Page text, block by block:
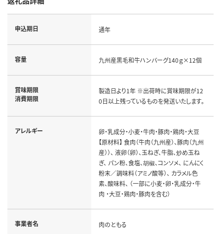
申込期日 通年
容量 九州産黒毛和牛ハンバーグ140ｇ×12個
賞味期限
消費期限
製造日より1年 ※出荷時に賞味期限が12
0日以上残っているものを発送いたします。
アレルギー
卵・乳成分・小麦・牛肉・豚肉・鶏肉・大豆
【原材料】 食肉（牛肉（九州産）、豚肉（九州
産））、 液卵（卵）、玉ねぎ、牛脂、炒め玉ね
ぎ、 パン粉、食塩、胡椒、コンソメ、 にんにく
粉末／調味料（アミノ酸等）、 カラメル色
素、酸味料、 （一部に小麦・卵・乳成分・牛
肉 ・大豆・鶏肉・豚肉を含む）
事業者名 肉のともる